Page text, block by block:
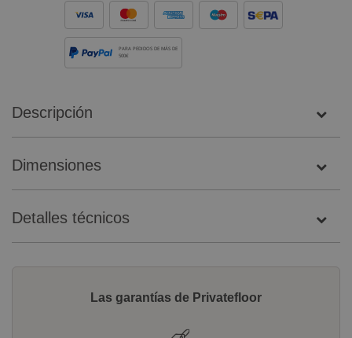
PARA PEDIDOS DE MÁS DE
500€
Descripción
Dimensiones
Detalles técnicos
Las garantías de Privatefloor